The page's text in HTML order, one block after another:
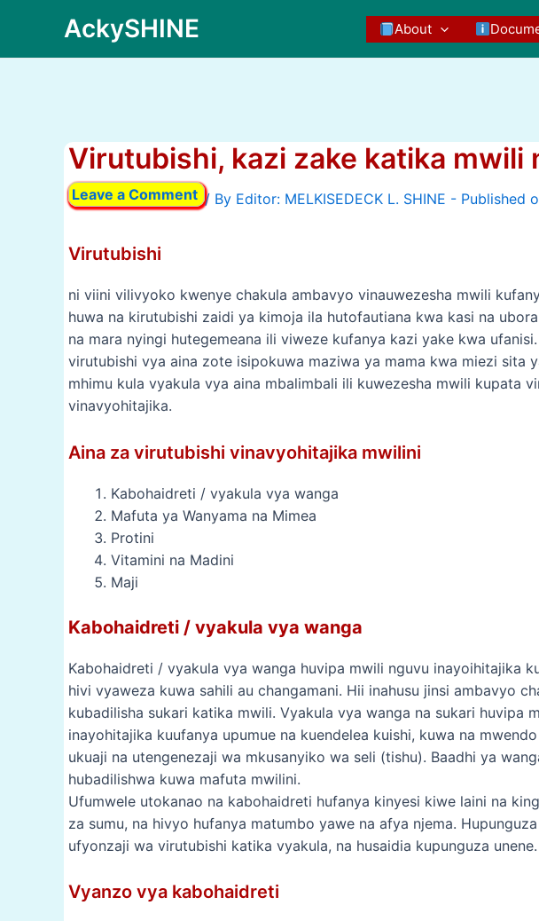
content
AckySHINE About
Virutubishi, kazi zake katika mwili
Leave a Comment / By
Virutubishi
ni viini vilivyoko kwenye chakula ambavyo vinauwezesha mwili
huwa na kirutubishi zaidi ya kimoja ila hutofautiana kwa kasi na
na mara nyingi hutegemeana ili viweze kufanya kazi yake kwa
virutubishi vya aina zote isipokuwa maziwa ya mama kwa miezi sita
mhimu kula vyakula vya aina mbalimbali ili kuwezesha mwili kupata
vinavyohitajika.
Aina za virutubishi vinavyohitajika mwilini
Kabohaidreti / vyakula vya wanga
Mafuta ya Wanyama na Mimea
Protini
Vitamini na Madini
Maji
Kabohaidreti / vyakula vya wanga
Kabohaidreti / vyakula vya wanga huvipa mwili nguvu inayoihitajika
hivi vyaweza kuwa sahili au changamani. Hii inahusu jinsi ambavyo
kubadilisha sukari katika mwili. Vyakula vya wanga na sukari huvipa
inayohitajika kuufanya upumue na kuendelea kuishi, kuwa na
ukuaji na utengenezaji wa mkusanyiko wa seli (tishu). Baadhi ya
hubadilishwa kuwa mafuta mwilini.
Ufumwele utokanao na kabohaidreti hufanya kinyesi kiwe laini na
za sumu, na hivyo hufanya matumbo yawe na afya njema.
ufyonzaji wa virutubishi katika vyakula, na husaidia kupunguza unene.
Vyanzo vya kabohaidreti